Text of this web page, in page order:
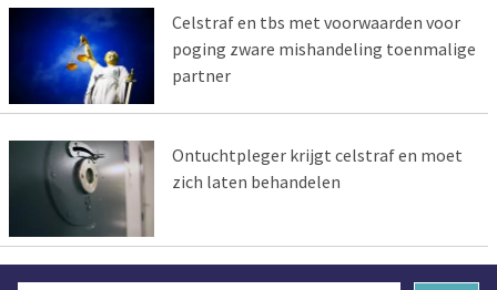
Celstraf en tbs met voorwaarden voor
poging zware mishandeling toenmalige
partner
Ontuchtpleger krijgt celstraf en moet
zich laten behandelen